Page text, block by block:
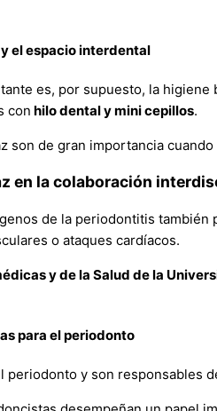
el espacio interdental
es, por supuesto, la
con hilo dental y mini cepillos.
son de gran importancia
en la colaboración
de la periodontitis
o ataques cardíacos.
y de la Salud de la
para el periodonto
periodonto y son responsables